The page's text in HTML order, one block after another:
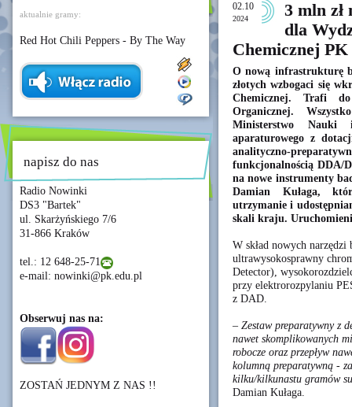
aktualnie gramy:
Red Hot Chili Peppers - By The Way
napisz do nas
Radio Nowinki
DS3 "Bartek"
ul. Skarżyńskiego 7/6
31-866 Kraków
tel.: 12 648-25-71
e-mail: nowinki@pk.edu.pl
Obserwuj nas na:
ZOSTAŃ JEDNYM Z NAS !!
02.10
2024
3 mln
dla
Chemicznej PK
O nową infrastrukturę
złotych wzbogaci się
Chemicznej. Trafi
Organicznej.
Ministerstwo Nauki
aparaturowego z
analityczno-
funkcjonalnością DDA/
na nowe instrumenty
Damian Kułaga,
utrzymanie i
skali kraju.
W skład nowych
ultrawysokosprawny
Detector),
przy elektrorozpylaniu
z DAD.
– Zestaw preparatywny z
nawet skomplikowanych
robocze oraz przepływ
kolumną preparatywną -
kilku/kilkunastu gramów
Damian Kułaga.